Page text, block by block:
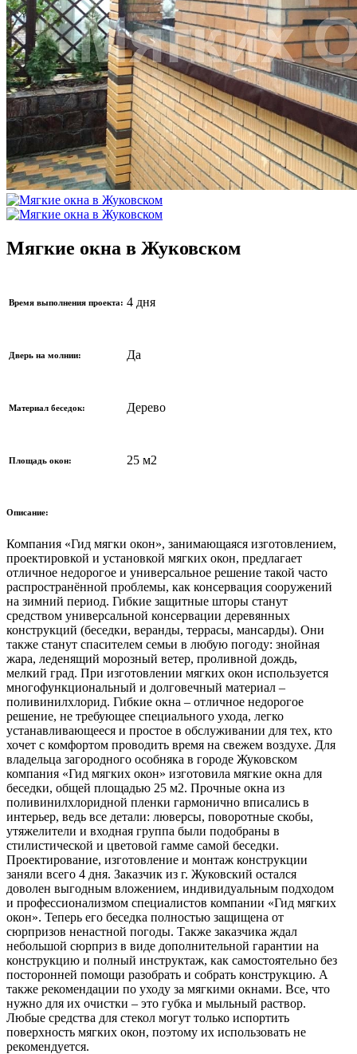
Мягкие окна в Жуковском
Время выполнения проекта: 4 дня
Дверь на молнии: Да
Материал беседок: Дерево
Площадь окон: 25 м2
Описание:
Компания «Гид мягки окон», занимающаяся изготовлением,
проектировкой и установкой мягких окон, предлагает
отличное недорогое и универсальное решение такой часто
распространённой проблемы, как консервация сооружений
на зимний период. Гибкие защитные шторы станут
средством универсальной консервации деревянных
конструкций (беседки, веранды, террасы, мансарды). Они
также станут спасителем семьи в любую погоду: знойная
жара, леденящий морозный ветер, проливной дождь,
мелкий град. При изготовлении мягких окон используется
многофункциональный и долговечный материал –
поливинилхлорид. Гибкие окна – отличное недорогое
решение, не требующее специального ухода, легко
устанавливающееся и простое в обслуживании для тех, кто
хочет с комфортом проводить время на свежем воздухе. Для
владельца загородного особняка в городе Жуковском
компания «Гид мягких окон» изготовила мягкие окна для
беседки, общей площадью 25 м2. Прочные окна из
поливинилхлоридной пленки гармонично вписались в
интерьер, ведь все детали: люверсы, поворотные скобы,
утяжелители и входная группа были подобраны в
стилистической и цветовой гамме самой беседки.
Проектирование, изготовление и монтаж конструкции
заняли всего 4 дня. Заказчик из г. Жуковский остался
доволен выгодным вложением, индивидуальным подходом
и профессионализмом специалистов компании «Гид мягких
окон». Теперь его беседка полностью защищена от
сюрпризов ненастной погоды. Также заказчика ждал
небольшой сюрприз в виде дополнительной гарантии на
конструкцию и полный инструктаж, как самостоятельно без
посторонней помощи разобрать и собрать конструкцию. А
также рекомендации по уходу за мягкими окнами. Все, что
нужно для их очистки – это губка и мыльный раствор.
Любые средства для стекол могут только испортить
поверхность мягких окон, поэтому их использовать не
рекомендуется.